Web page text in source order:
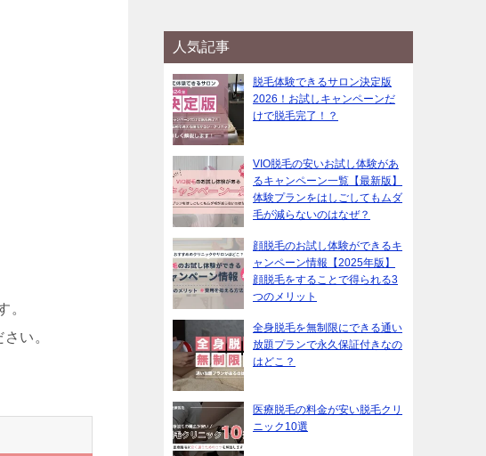
。
い。
人気記事
脱毛体験できるサロン決定版
2026！お試しキャンペーンだ
けで脱毛完了！？
VIO脱毛の安いお試し体験があ
るキャンペーン一覧【最新版】
体験プランをはしごしてもムダ
毛が減らないのはなぜ？
顔脱毛のお試し体験ができるキ
ャンペーン情報【2025年版】
顔脱毛をすることで得られる3
つのメリット
全身脱毛を無制限にできる通い
放題プランで永久保証付きなの
はどこ？
医療脱毛の料金が安い脱毛クリ
ニック10選